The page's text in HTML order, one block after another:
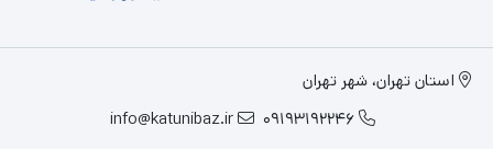
استان تهران، شهر تهران
09193192246
info@katunibaz.ir